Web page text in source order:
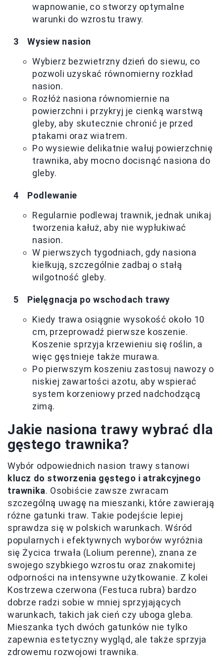
wapnowanie, co stworzy optymalne
warunki do wzrostu trawy.
Wysiew nasion
Wybierz bezwietrzny dzień do siewu, co
pozwoli uzyskać równomierny rozkład
nasion.
Rozłóż nasiona równomiernie na
powierzchni i przykryj je cienką warstwą
gleby, aby skutecznie chronić je przed
ptakami oraz wiatrem.
Po wysiewie delikatnie wałuj powierzchnię
trawnika, aby mocno docisnąć nasiona do
gleby.
Podlewanie
Regularnie podlewaj trawnik, jednak unikaj
tworzenia kałuż, aby nie wypłukiwać
nasion.
W pierwszych tygodniach, gdy nasiona
kiełkują, szczególnie zadbaj o stałą
wilgotność gleby.
Pielęgnacja po wschodach trawy
Kiedy trawa osiągnie wysokość około 10
cm, przeprowadź pierwsze koszenie.
Koszenie sprzyja krzewieniu się roślin, a
więc gęstnieje także murawa.
Po pierwszym koszeniu zastosuj nawozy o
niskiej zawartości azotu, aby wspierać
system korzeniowy przed nadchodzącą
zimą.
Jakie nasiona trawy wybrać dla
gęstego trawnika?
Wybór odpowiednich nasion trawy stanowi
klucz do stworzenia gęstego i atrakcyjnego
trawnika. Osobiście zawsze zwracam
szczególną uwagę na mieszanki, które zawierają
różne gatunki traw. Takie podejście lepiej
sprawdza się w polskich warunkach. Wśród
popularnych i efektywnych wyborów wyróżnia
się Życica trwała (Lolium perenne), znana ze
swojego szybkiego wzrostu oraz znakomitej
odporności na intensywne użytkowanie. Z kolei
Kostrzewa czerwona (Festuca rubra) bardzo
dobrze radzi sobie w mniej sprzyjających
warunkach, takich jak cień czy uboga gleba.
Mieszanka tych dwóch gatunków nie tylko
zapewnia estetyczny wygląd, ale także sprzyja
zdrowemu rozwojowi trawnika.